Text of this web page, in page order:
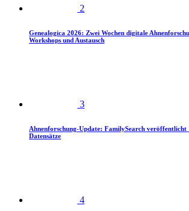
2
Genealogica 2026: Zwei Wochen digitale
Workshops und Austausch
3
Ahnenforschung-Update: FamilySearch veröffentlicht
Datensätze
4